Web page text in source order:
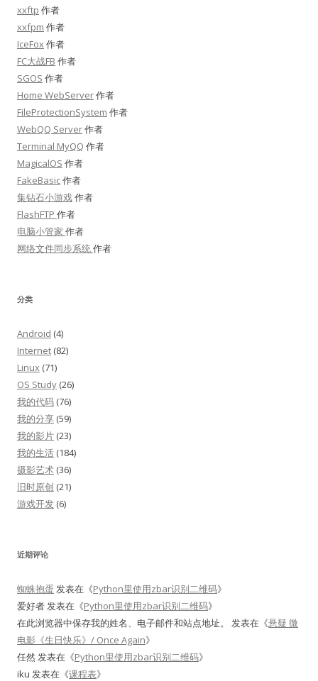
xxftp 作者
xxfpm 作者
IceFox作者
FC大战FB 作者
SGOS 作者
Home WebServer作者
FileProtectionSystem 作者
WebQQ Server作者
Terminal MyQQ 作者
MagicalOS 作者
FakeBasic作者
集钻石小游戏作者
FlashFTP 作者
电脑小管家 作者
网络文件同步系统作者
分类
Android (4)
Internet (82)
Linux (71)
OS Study (26)
我的代码 (76)
我的分享 (59)
我的影片 (23)
我的生活 (184)
摄影艺术 (36)
旧时原创 (21)
游戏开发 (6)
近期评论
蜘蛛抱蛋 发表在《Python里使用zbar识别二维码》
爱好者发表在《Python里使用zbar识别二维码》
在此浏览器中保存我的姓名、电子邮件和站点地址。
发表在《悬疑 微
电影《生日快乐》/ Once Again》
任然 发表在《Python里使用zbar识别二维码》
iku 发表在《课程表》